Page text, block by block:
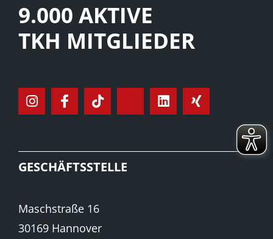
9.000 AKTIVE
TKH MITGLIEDER
GESCHÄFTSSTELLE
Maschstraße 16
30169 Hannover